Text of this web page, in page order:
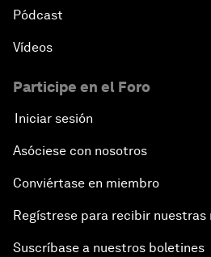
Pódcast
Vídeos
Participe en el Foro
Iniciar sesión
Asóciese con nosotros
Conviértase en miembro
Regístrese para recibir nuestras
Suscríbase a nuestros boletines